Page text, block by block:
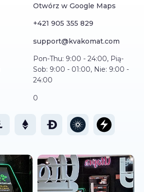
Otwórz w Google Maps
+421 905 355 829
support@kvakomat.com
Pon-Thu: 9:00 - 24:00, Pią-
Sob: 9:00 - 01:00, Nie: 9:00 -
24:00
0